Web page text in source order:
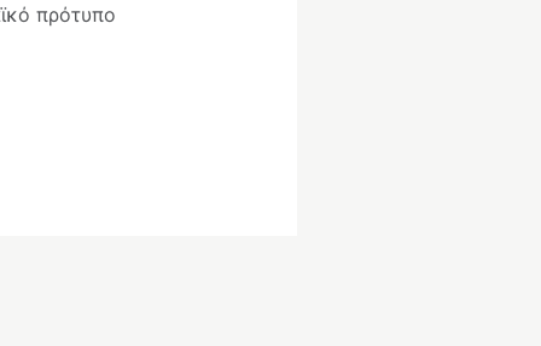
πρότυπο